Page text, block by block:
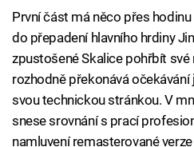
První část má něco přes
do přepadení hlavního hrdiny
zpustošené Skalice pohřbít
rozhodně překonává očekávání
svou technickou stránkou. V
snese srovnání s prací
namluvení remasterované